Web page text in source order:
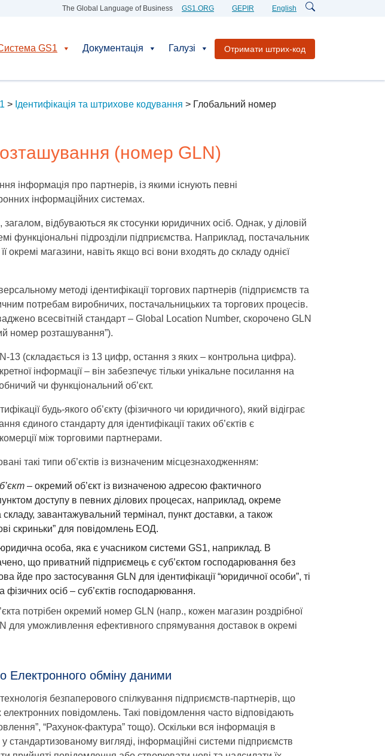
The Global Language of Business GS1.ORG GEPIR English
GS1 Документація Галузі Отримати штрих-код
> Ідентифікація та штрихове кодування > Глобальний номер
(номер GLN)
інформація про партнерів, із якими існують певні
інформаційних системах.
відбуваються як стосунки юридичних осіб. Однак, у діловій
функціональні підрозділи підприємства. Наприклад, постачальник
окремі магазини, навіть якщо всі вони входять до складу однієї
методі ідентифікації торгових партнерів (підприємств та
потребам виробничих, постачальницьких та торгових процесів.
всесвітній стандарт – Global Location Number, скорочено GLN
номер розташування”).
13 (складається із 13 цифр, остання з яких – контрольна цифра).
інформації – він забезпечує тільки унікальне посилання на
чи функціональний об’єкт.
будь-якого об’єкту (фізичного чи юридичного), який відіграє
єдиного стандарту для ідентифікації таких об’єктів є
між торговими партнерами.
такі типи об’єктів із визначеним місцезнаходженням:
– окремий об’єкт із визначеною адресою фактичного
доступу в певних ділових процесах, наприклад, окреме
завантажувальний термінал, пункт доставки, а також
скриньки” для повідомлень ЕОД.
юридична особа, яка є учасником системи GS1, наприклад. В
що приватний підприємець є суб’єктом господарювання без
йде про застосування GLN для ідентифікації “юридичної особи”, ті
осіб – суб’єктів господарювання.
потрібен окремий номер GLN (напр., кожен магазин роздрібної
для уможливлення ефективного спрямування доставок в окремі
Електронного обміну даними
безпаперового спілкування підприємств-партнерів, що
повідомлень. Такі повідомлення часто відповідають
“Рахунок-фактура” тощо). Оскільки вся інформація в
стандартизованому вигляді, інформаційні системи підприємств